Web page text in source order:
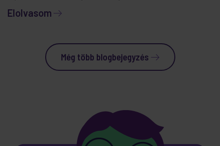
Elolvasom
Még több blogbejegyzés